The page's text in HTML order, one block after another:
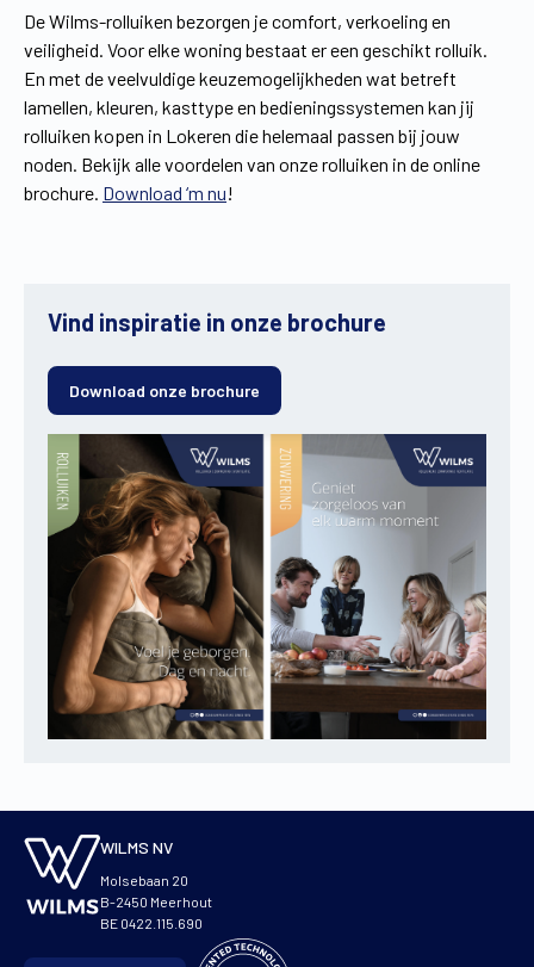
De Wilms-rolluiken bezorgen je comfort, verkoeling en
veiligheid. Voor elke woning bestaat er een geschikt rolluik.
En met de veelvuldige keuzemogelijkheden wat betreft
lamellen, kleuren, kasttype en bedieningssystemen kan jij
rolluiken kopen in Lokeren die helemaal passen bij jouw
noden. Bekijk alle voordelen van onze rolluiken in de online
brochure. Download ‘m nu!
Vind inspiratie in onze brochure
Download onze brochure
WILMS NV
Molsebaan 20
B-2450 Meerhout
BE 0422.115.690